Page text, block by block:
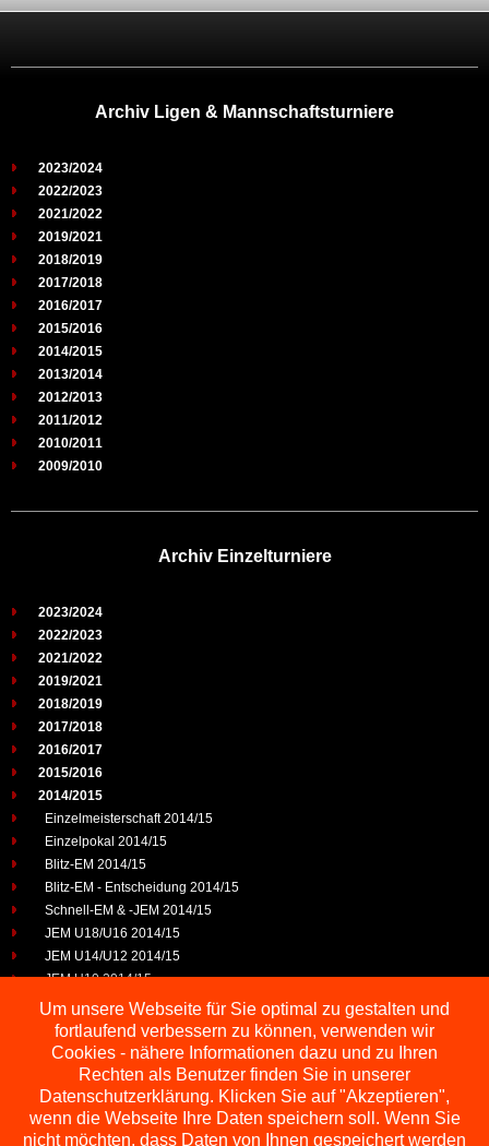
Archiv Ligen & Mannschaftsturniere
2023/2024
2022/2023
2021/2022
2019/2021
2018/2019
2017/2018
2016/2017
2015/2016
2014/2015
2013/2014
2012/2013
2011/2012
2010/2011
2009/2010
Archiv Einzelturniere
2023/2024
2022/2023
2021/2022
2019/2021
2018/2019
2017/2018
2016/2017
2015/2016
2014/2015
Einzelmeisterschaft 2014/15
Einzelpokal 2014/15
Blitz-EM 2014/15
Blitz-EM - Entscheidung 2014/15
Schnell-EM & -JEM 2014/15
JEM U18/U16 2014/15
JEM U14/U12 2014/15
JEM U10 2014/15
JEP U25 2014/15
2013/2014
2012/2013
2011/2012
2010/2011
2009/2010
Um unsere Webseite für Sie optimal zu gestalten und
fortlaufend verbessern zu können, verwenden wir
Cookies - nähere Informationen dazu und zu Ihren
Rechten als Benutzer finden Sie in unserer
Datenschutzerklärung. Klicken Sie auf "Akzeptieren",
wenn die Webseite Ihre Daten speichern soll. Wenn Sie
nicht möchten, dass Daten von Ihnen gespeichert werden